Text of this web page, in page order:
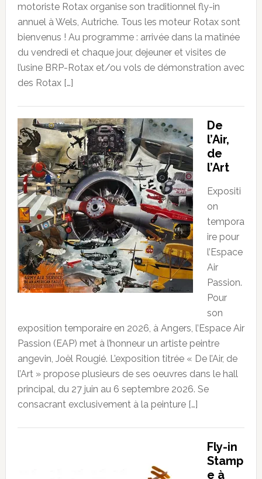
motoriste Rotax organise son traditionnel fly-in
annuel à Wels, Autriche. Tous les moteur Rotax sont
bienvenus ! Au programme : arrivée dans la matinée
du vendredi et chaque jour, dejeuner et visites de
l’usine BRP-Rotax et/ou vols de démonstration avec
des Rotax […]
De
l’Air,
de
l’Art
Expositi
on
tempora
ire pour
l’Espace
Air
Passion.
Pour
son
exposition temporaire en 2026, à Angers, l’Espace Air
Passion (EAP) met à l’honneur un artiste peintre
angevin, Joël Rougié. L’exposition titrée « De l’Air, de
l’Art » propose plusieurs de ses oeuvres dans le hall
principal, du 27 juin au 6 septembre 2026. Se
consacrant exclusivement à la peinture […]
Fly-in
Stamp
e à